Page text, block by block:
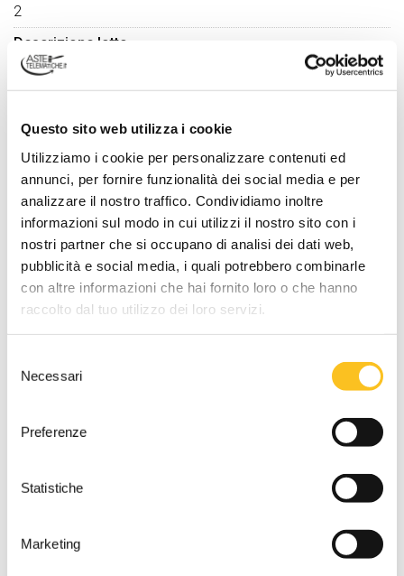
Questo sito web utilizza i cookie
Utilizziamo i cookie per personalizzare contenuti ed
annunci, per fornire funzionalità dei social media e per
analizzare il nostro traffico. Condividiamo inoltre
informazioni sul modo in cui utilizzi il nostro sito con i
nostri partner che si occupano di analisi dei dati web,
pubblicità e social media, i quali potrebbero combinarle
con altre informazioni che hai fornito loro o che hanno
raccolto dal tuo utilizzo dei loro servizi.
delNecessari
Preferenze
Statistiche
Marketing
2
Descrizione lotto
Ristorante ubicato a Arona (NO) - VIA ITALIA 26 oltre alla
quota pari ad ½ del locale caldaia, cabinaelettrica ubicata a
identificato in perizia come lotto 4, bene comune non
censibile dal nullo valore, ricompreso pro quota in ciascuno
dei 3 lotti della procedura esecutiva.
DATI VENDITA
Referente vendita
Dott. Antonietta Sacco
Tipo di vendita
Asincrona
22/06/2026 12:00:00
bonifico bancario c/c
Tribunale di Verbania presso Banca Popolare di